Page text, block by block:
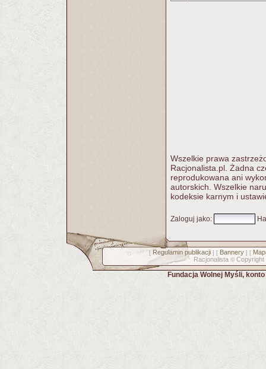
Wszelkie prawa
Racjonalista.pl. Żadna
reprodukowana ani
autorskich. Wszelkie
kodeksie karnym i
Zaloguj jako:
[ Regulamin publikacji] [ Bannery] [
Racjonalista © Copyright
Fundacja Wolnej Myśli,